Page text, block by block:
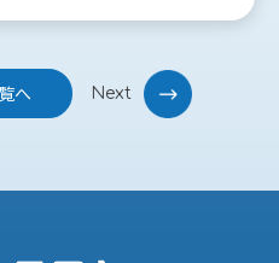
へ Next